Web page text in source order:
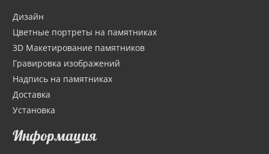
Дизайн
Цветные портреты на памятниках
3D Макетирование памятников
Гравировка изображений
Надпись на памятниках
Доставка
Установка
Информация